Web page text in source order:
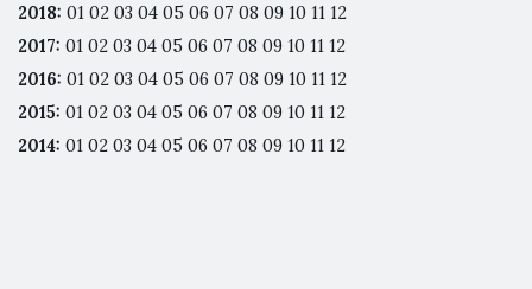
2018: 01 02 03 04 05 06 07 08 09 10 11 12
2017: 01 02 03 04 05 06 07 08 09 10 11 12
2016: 01 02 03 04 05 06 07 08 09 10 11 12
2015: 01 02 03 04 05 06 07 08 09 10 11 12
2014: 01 02 03 04 05 06 07 08 09 10 11 12